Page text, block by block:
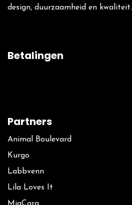
design, duurzaamheid en kwaliteit.
Betalingen
Partners
Animal Boulevard
Kurgo
La​bbvenn
Lila Loves It